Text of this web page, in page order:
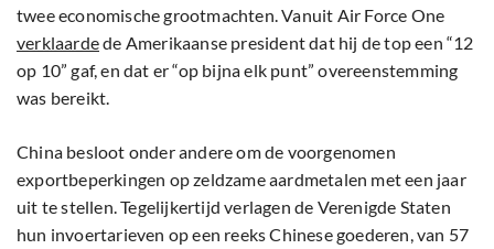
twee economische grootmachten. Vanuit Air Force One
verklaardede Amerikaanse president dat hij de top een “12
op 10” gaf, en dat er “op bijna elk punt” overeenstemming
was bereikt.
China besloot onder andere om de voorgenomen
exportbeperkingen op zeldzame aardmetalen met een jaar
uit te stellen. Tegelijkertijd verlagen de Verenigde Staten
hun invoertarieven op een reeks Chinese goederen, van 57